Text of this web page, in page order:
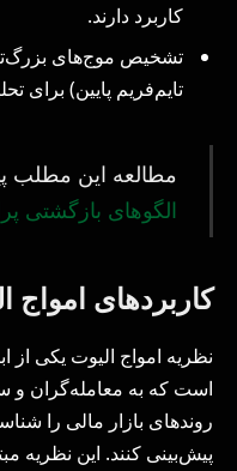
کاربرد دارند.
تشخیص موج‌های بزرگ‌تر
تایم‌فریم پایین) برای
مطالعه این مطلب
الگوهای بازگشتی
کاربردهای
نظریه امواج الیوت یکی از
است که به معامله‌گران و
روندهای بازار مالی را
پیش‌بینی کنند. این نظریه